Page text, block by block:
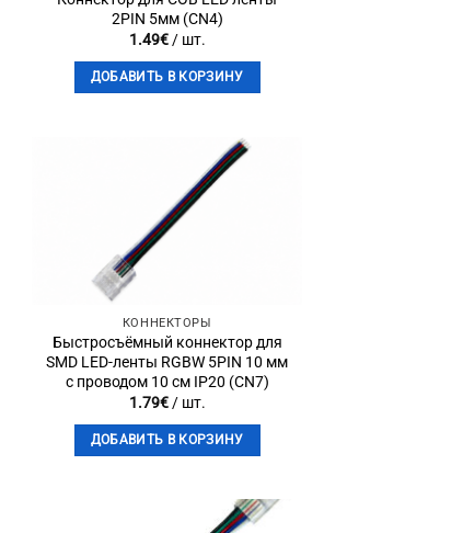
2PIN 5мм (CN4)
1.49€/ шт.
ДОБАВИТЬ В КОРЗИНУ
КОННЕКТОРЫ
Быстросъёмный коннектор для
SMD LED-ленты RGBW 5PIN 10 мм
с проводом 10 см IP20 (CN7)
1.79€/ шт.
ДОБАВИТЬ В КОРЗИНУ